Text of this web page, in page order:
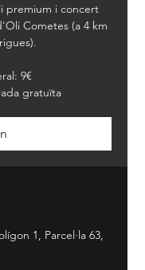
premium i concert
Cometes (a 4 km
9€
gratuïta
1, Parcel·la 63,